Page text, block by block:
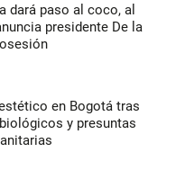
dará paso al coco, al
presidente De la
en Bogotá tras
y presuntas